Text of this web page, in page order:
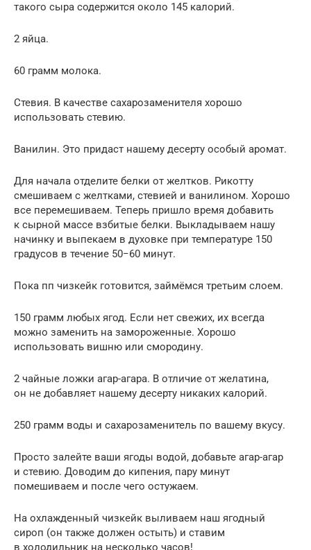
такого сыра содержится около 145 калорий.
2 яйца.
60 грамм молока.
Стевия. В качестве сахарозаменителя хорошо
использовать стевию.
Ванилин. Это придаст нашему десерту особый аромат.
Для начала отделите белки от желтков. Рикотту
смешиваем с желтками, стевией и ванилином. Хорошо
все перемешиваем. Теперь пришло время добавить
к сырной массе взбитые белки. Выкладываем нашу
начинку и выпекаем в духовке при температуре 150
градусов в течение 50−60 минут.
Пока пп чизкейк готовится, займёмся третьим слоем.
150 грамм любых ягод. Если нет свежих, их всегда
можно заменить на замороженные. Хорошо
использовать вишню или смородину.
2 чайные ложки агар-агара. В отличие от желатина,
он не добавляет нашему десерту никаких калорий.
250 грамм воды и сахарозаменитель по вашему вкусу.
Просто залейте ваши ягоды водой, добавьте агар-агар
и стевию. Доводим до кипения, пару минут
помешиваем и после чего остужаем.
На охлажденный чизкейк выливаем наш ягодный
сироп (он также должен остыть) и ставим
в холодильник на несколько часов!